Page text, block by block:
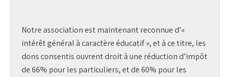
Notre association est maintenant reconnue d’«
intérêt général à caractère éducatif », et à ce titre, les
dons consentis ouvrent droit à une réduction d’impôt
de 66% pour les particuliers, et de 60% pour les